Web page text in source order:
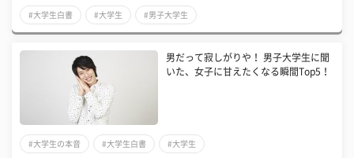
#大学生白書 #大学生 #男子大学生
男だって寂しがりや！ 男子大学生に聞
いた、女子に甘えたくなる瞬間Top5！
#大学生の本音 #大学生白書 #大学生